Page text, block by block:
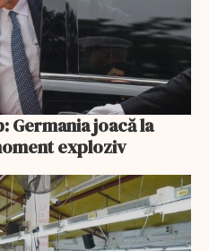
Germania joacă la
exploziv